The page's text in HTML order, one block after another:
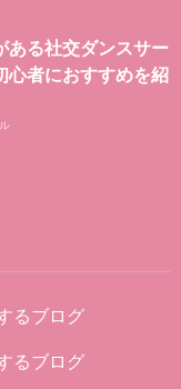
ある社交ダンスサー
心者におすすめを紹
るブログ
るブログ